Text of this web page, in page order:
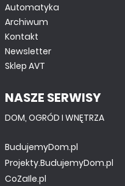
Automatyka
Archiwum
Kontakt
Newsletter
Sklep AVT
NASZE SERWISY
DOM, OGRÓD I WNĘTRZA
BudujemyDom.pl
Projekty.BudujemyDom.pl
CoZaIle.pl